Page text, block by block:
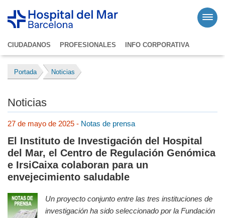
CIUDADANOS PROFESIONALES INFO CORPORATIVA
Portada Noticias
Noticias
27 de mayo de 2025 - Notas de prensa
El Instituto de Investigación del Hospital
del Mar, el Centro de Regulación Genómica
e IrsiCaixa colaboran para un
envejecimiento saludable
Un proyecto conjunto entre las tres instituciones de
investigación ha sido seleccionado por la Fundación